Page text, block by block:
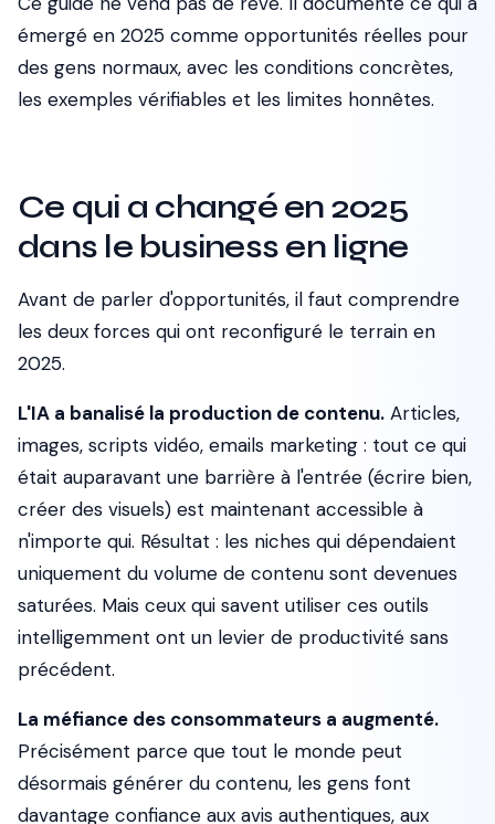
émergé en 2025 comme opportunités réelles pour
des gens normaux, avec les conditions concrètes,
les exemples vérifiables et les limites honnêtes.
Ce qui a changé en 2025
dans le business en ligne
Avant de parler d'opportunités, il faut comprendre
les deux forces qui ont reconfiguré le terrain en
2025.
L'IA a banalisé la production de contenu. Articles,
images, scripts vidéo, emails marketing : tout ce qui
était auparavant une barrière à l'entrée (écrire bien,
créer des visuels) est maintenant accessible à
n'importe qui. Résultat : les niches qui dépendaient
uniquement du volume de contenu sont devenues
saturées. Mais ceux qui savent utiliser ces outils
intelligemment ont un levier de productivité sans
précédent.
La méfiance des consommateurs a augmenté.
Précisément parce que tout le monde peut
désormais générer du contenu, les gens font
davantage confiance aux avis authentiques, aux